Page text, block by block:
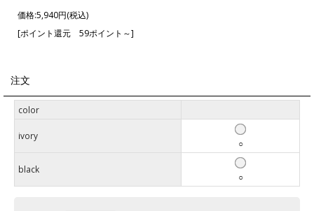
価格:5,940円(税込)
[ポイント還元 59ポイント～]
注文
color
ivory
○
black
○